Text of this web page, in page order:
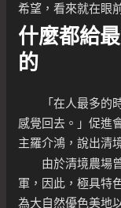
希望，看來就在眼
什麼都給
的
「在人最多的時
感覺回去。」促進
主羅介鴻，說出清
由於清境農場曾
軍，因此，極具特
為大自然優色美地